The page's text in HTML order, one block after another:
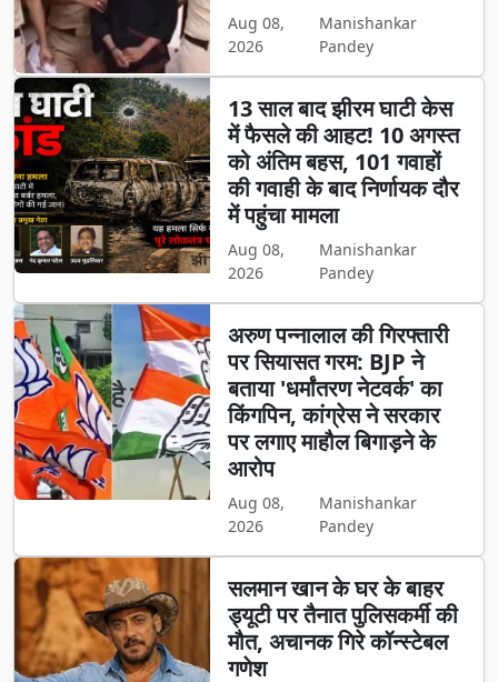
Aug 08,
2026
Manishankar
Pandey
13 साल बाद झीरम घाटी केस
में फैसले की आहट! 10 अगस्त
को अंतिम बहस, 101 गवाहों
की गवाही के बाद निर्णायक दौर
में पहुंचा मामला
Aug 08,
2026
Manishankar
Pandey
अरुण पन्नालाल की गिरफ्तारी
पर सियासत गरम: BJP ने
बताया 'धर्मांतरण नेटवर्क' का
किंगपिन, कांग्रेस ने सरकार
पर लगाए माहौल बिगाड़ने के
आरोप
Aug 08,
2026
Manishankar
Pandey
सलमान खान के घर के बाहर
ड्यूटी पर तैनात पुलिसकर्मी की
मौत, अचानक गिरे कॉन्स्टेबल
गणेश